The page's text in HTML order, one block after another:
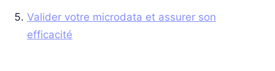
Valider votre microdata et assurer son
efficacité